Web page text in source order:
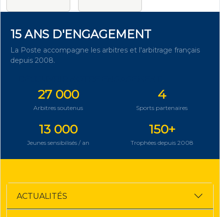
15 ANS D'ENGAGEMENT
La Poste accompagne les arbitres et l'arbitrage français
depuis 2008.
27 000
Arbitres soutenus
4
Sports partenaires
13 000
Jeunes sensibilisés / an
150+
Trophées depuis 2008
ACTUALITÉS